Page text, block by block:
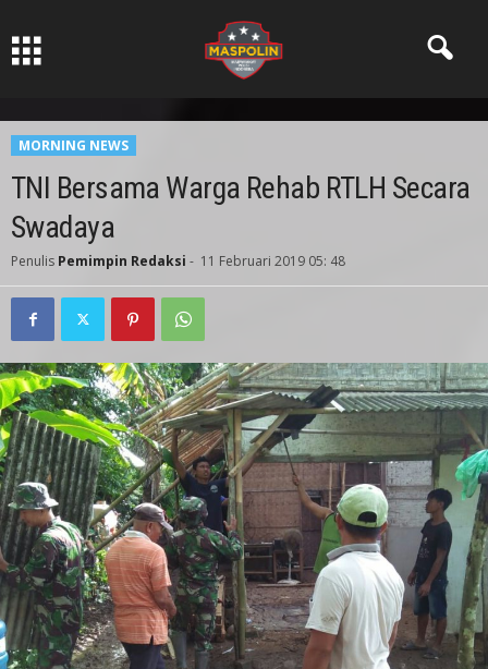
MORNING NEWS
TNI Bersama Warga Rehab RTLH Secara
Swadaya
Penulis Pemimpin Redaksi - 11 Februari 2019 05: 48